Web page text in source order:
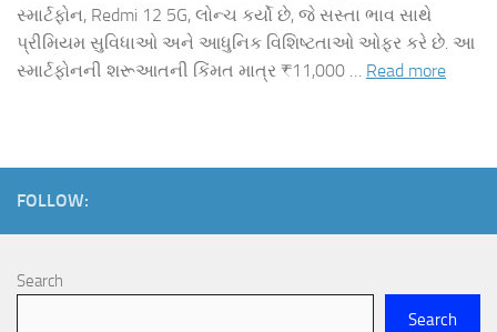
સ્માર્ટફોન, Redmi 12 5G, લોન્ચ કર્યો છે, જે સસ્તા ભાવ સાથે
પ્રીમિયમ સુવિધાઓ અને આધુનિક વિશિષ્ટતાઓ ઓફર કરે છે. આ
સ્માર્ટફોનની શરૂઆતની કિંમત માત્ર ₹11,000 … Read more
FOLLOW:
Search
Search